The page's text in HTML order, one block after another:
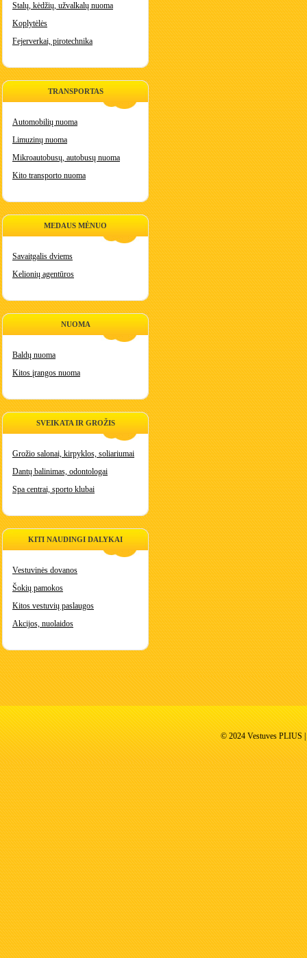
Stalų, kėdžių, užvalkalų nuoma
Koplytėlės
Fejerverkai, pirotechnika
TRANSPORTAS
Automobilių nuoma
Limuzinų nuoma
Mikroautobusų, autobusų nuoma
Kito transporto nuoma
MEDAUS MĖNUO
Savaitgalis dviems
Kelionių agentūros
NUOMA
Baldų nuoma
Kitos įrangos nuoma
SVEIKATA IR GROŽIS
Grožio salonai, kirpyklos, soliariumai
Dantų balinimas, odontologai
Spa centrai, sporto klubai
KITI NAUDINGI DALYKAI
Vestuvinės dovanos
Šokių pamokos
Kitos vestuvių paslaugos
Akcijos, nuolaidos
© 2024 Vestuves PLIUS